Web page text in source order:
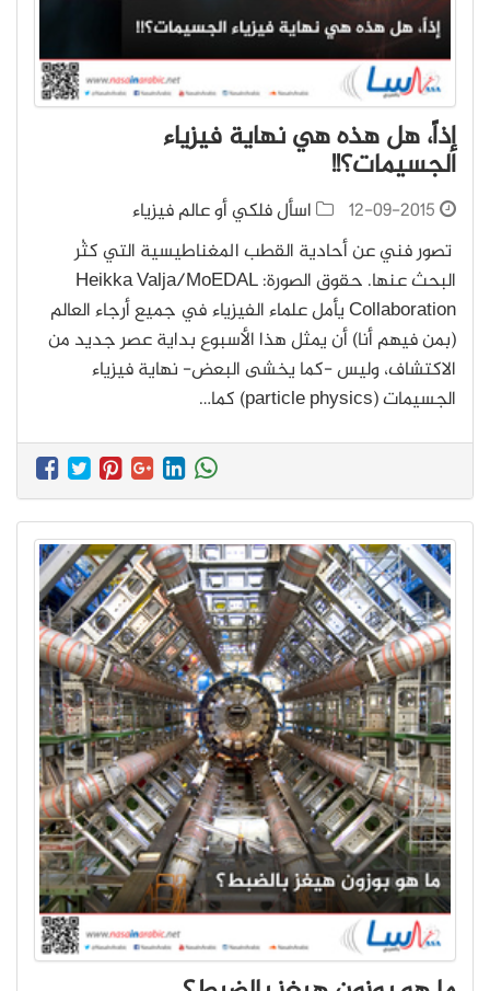
إذاً، هل هذه هي نهاية فيزياء
الجسيمات؟!!
12-09-2015
اسأل فلكي أو عالم فيزياء
تصور فني عن أحادية القطب المغناطيسية التي كثُر
البحث عنها. حقوق الصورة: Heikka Valja/MoEDAL
Collaboration يأمل علماء الفيزياء في جميع أرجاء العالم
(بمن فيهم أنا) أن يمثل هذا الأسبوع بداية عصر جديد من
الاكتشاف، وليس -كما يخشى البعض- نهاية فيزياء
الجسيمات (particle physics) كما…